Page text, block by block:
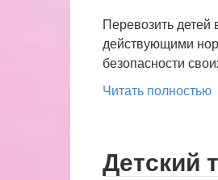
Перевозить детей
действующими
безопасности
Читать полностью
Детский